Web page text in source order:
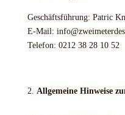
Geschäftsführung: Patric
E-Mail:
Telefon: 0212 38 28 10 52
Allgemeine Hinweise